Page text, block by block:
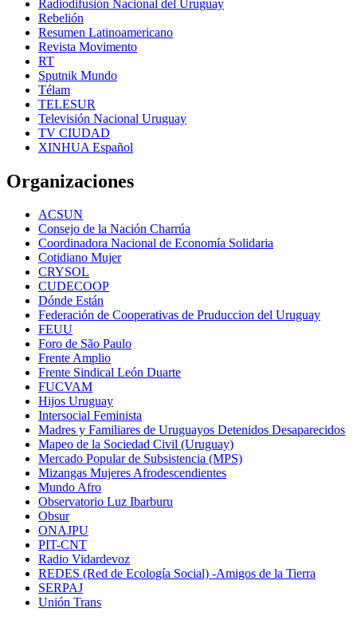
Radiodifusión Nacional del Uruguay
Rebelión
Resumen Latinoamericano
Revista Movimento
RT
Sputnik Mundo
Télam
TELESUR
Televisión Nacional Uruguay
TV CIUDAD
XINHUA Español
Organizaciones
ACSUN
Consejo de la Nación Charrúa
Coordinadora Nacional de Economía Solidaria
Cotidiano Mujer
CRYSOL
CUDECOOP
Dónde Están
Federación de Cooperativas de Pruduccion del Uruguay
FEUU
Foro de São Paulo
Frente Amplio
Frente Sindical León Duarte
FUCVAM
Hijos Uruguay
Intersocial Feminista
Madres y Familiares de Uruguayos Detenidos Desaparecidos
Mapeo de la Sociedad Civil (Uruguay)
Mercado Popular de Subsistencia (MPS)
Mizangas Mujeres Afrodescendientes
Mundo Afro
Observatorio Luz Ibarburu
Obsur
ONAJPU
PIT-CNT
Radio Vidardevoz
REDES (Red de Ecología Social) -Amigos de la Tierra
SERPAJ
Unión Trans